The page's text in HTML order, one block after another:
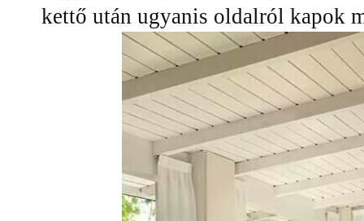
kettő után ugyanis oldalról kapok